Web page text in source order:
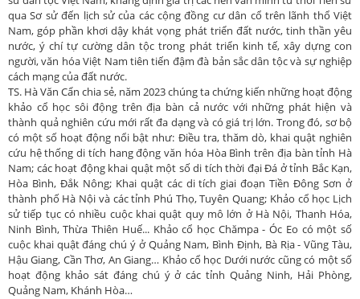
qua Sơ sử đến lịch sử của các cộng đồng cư dân cổ trên lãnh thổ Việt
Nam, góp phần khơi dậy khát vọng phát triển đất nước, tinh thần yêu
nước, ý chí tự cường dân tộc trong phát triển kinh tế, xây dựng con
người, văn hóa Việt Nam tiên tiến đậm đà bản sắc dân tộc và sự nghiệp
cách mạng của đất nước.
TS. Hà Văn Cẩn chia sẻ, năm 2023 chúng ta chứng kiến những hoạt động
khảo cổ học sôi động trên địa bàn cả nước với những phát hiện và
thành quả nghiên cứu mới rất đa dạng và có giá trị lớn. Trong đó, sơ bộ
có một số hoạt động nổi bật như: Điều tra, thăm dò, khai quật nghiên
cứu hệ thống di tích hang động văn hóa Hòa Bình trên địa bàn tỉnh Hà
Nam; các hoạt động khai quật một số di tích thời đại Đá ở tỉnh Bắc Kạn,
Hòa Bình, Đắk Nông; Khai quật các di tích giai đoạn Tiền Đông Sơn ở
thành phố Hà Nội và các tỉnh Phú Thọ, Tuyên Quang; Khảo cổ học Lịch
sử tiếp tục có nhiều cuộc khai quật quy mô lớn ở Hà Nội, Thanh Hóa,
Ninh Bình, Thừa Thiên Huế... Khảo cổ học Chămpa - Óc Eo có một số
cuộc khai quật đáng chú ý ở Quảng Nam, Bình Định, Bà Rịa - Vũng Tàu,
Hậu Giang, Cần Thơ, An Giang… Khảo cổ học Dưới nước cũng có một số
hoạt động khảo sát đáng chú ý ở các tỉnh Quảng Ninh, Hải Phòng,
Quảng Nam, Khánh Hòa…